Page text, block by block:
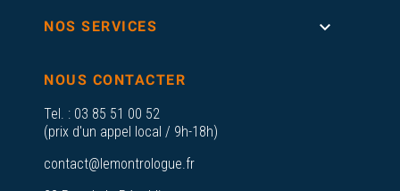
NOS SERVICES 
NOUS CONTACTER
Tel. : 03 85 51 00 52
(prix d'un appel local / 9h-18h)
contact@lemontrologue.fr